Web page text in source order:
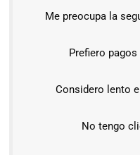
Me preocupa la
Prefiero
Considero lento
No tengo